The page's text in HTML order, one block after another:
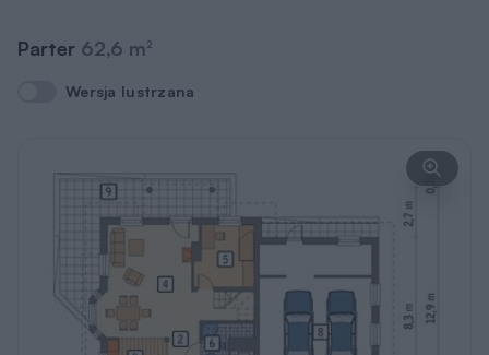
Parter 62,6 m2
Wersja lustrzana
Wersja lustrzana